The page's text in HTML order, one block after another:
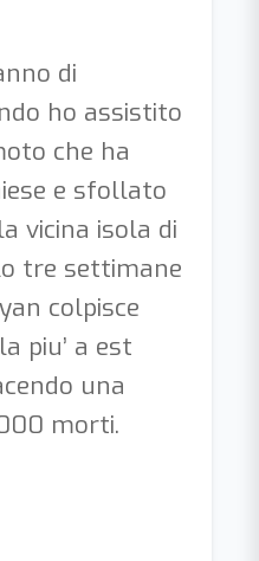
di
ho assistito
che ha
e sfollato
vicina isola di
tre settimane
colpisce
piu’ a est
una
morti.